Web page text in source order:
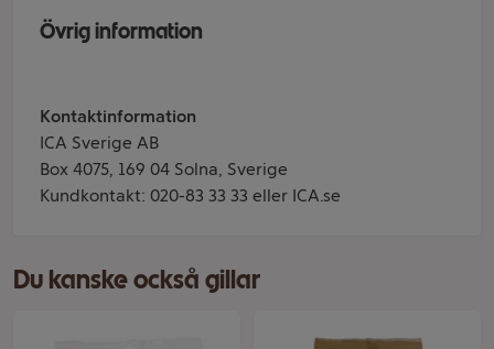
Övrig information
Kontaktinformation
ICA Sverige AB
Box 4075, 169 04 Solna, Sverige
Kundkontakt: 020-83 33 33 eller ICA.se
Du kanske också gillar